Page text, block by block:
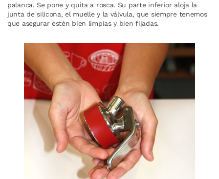
palanca. Se pone y quita a rosca. Su parte inferior aloja la
junta de silicona, el muelle y la válvula, que siempre tenemos
que asegurar estén bien limpias y bien fijadas.